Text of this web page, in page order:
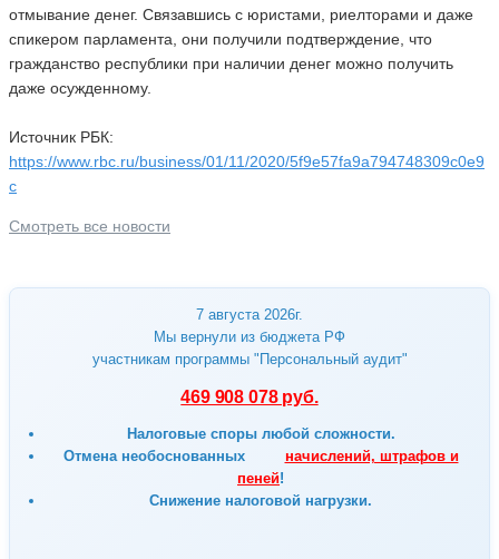
7 августа 2026г.
Мы вернули из бюджета РФ
участникам программы "Персональный аудит"
469 908 078 руб.
Налоговые споры любой сложности.
Отмена необоснованных начислений, штрафов и
пеней!
Снижение налоговой нагрузки.
отмывание денег. Связавшись с юристами, риелторами и даже
спикером парламента, они получили подтверждение, что
гражданство республики при наличии денег можно получить
даже осужденному.
Источник РБК:
https://www.rbc.ru/business/01/11/2020/5f9e57fa9a794748309c0e9
c
Смотреть все новости